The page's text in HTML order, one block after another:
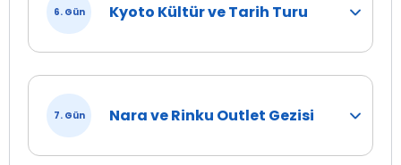
6. Gün Kyoto Kültür ve Tarih Turu
7. Gün Nara ve Rinku Outlet Gezisi